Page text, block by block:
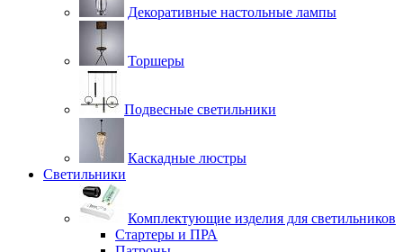
Декоративные настольные лампы
Торшеры
Подвесные светильники
Каскадные люстры
Светильники
Комплектующие изделия для светильников
Стартеры и ПРА